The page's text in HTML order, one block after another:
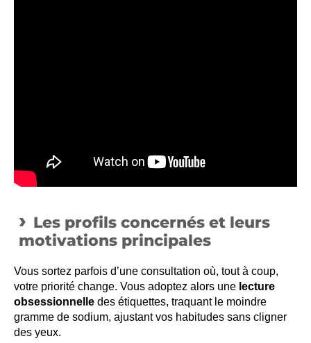
Les profils concernés et leurs
motivations principales
Vous sortez parfois d’une consultation où, tout à coup,
votre priorité change. Vous adoptez alors une lecture
obsessionnelle des étiquettes, traquant le moindre
gramme de sodium, ajustant vos habitudes sans cligner
des yeux.